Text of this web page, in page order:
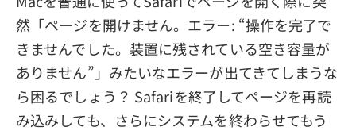
然「ページを開けません。エラー: “操作を完了で
きませんでした。装置に残されている空き容量が
ありません”」みたいなエラーが出てきてしまうな
ら困るでしょう？ Safariを終了してページを再読
み込みしても、さらにシステムを終わらせてもう